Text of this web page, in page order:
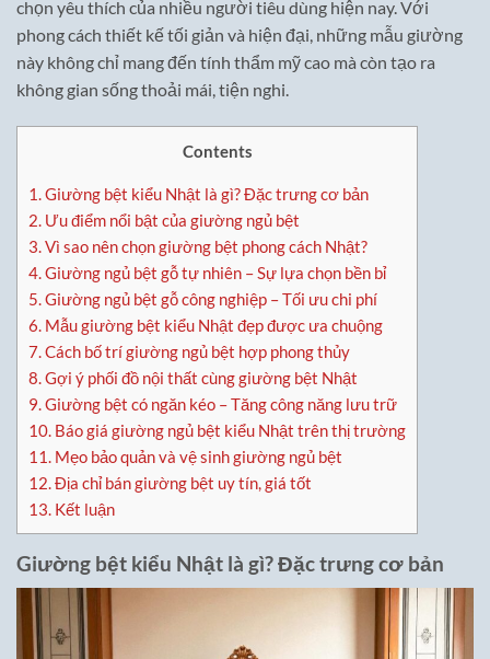
chọn yêu thích của nhiều người tiêu dùng hiện nay. Với
phong cách thiết kế tối giản và hiện đại, những mẫu giường
này không chỉ mang đến tính thẩm mỹ cao mà còn tạo ra
không gian sống thoải mái, tiện nghi.
Contents
1.Giường bệt kiểu Nhật là gì? Đặc trưng cơ bản
2. Ưu điểm nổi bật của giường ngủ bệt
3.Vì sao nên chọn giường bệt phong cách Nhật?
4.Giường ngủ bệt gỗ tự nhiên – Sự lựa chọn bền bỉ
5.Giường ngủ bệt gỗ công nghiệp – Tối ưu chi phí
6. Mẫu giường bệt kiểu Nhật đẹp được ưa chuộng
7.Cách bố trí giường ngủ bệt hợp phong thủy
8.Gợi ý phối đồ nội thất cùng giường bệt Nhật
9.Giường bệt có ngăn kéo – Tăng công năng lưu trữ
10. Báo giá giường ngủ bệt kiểu Nhật trên thị trường
11. Mẹo bảo quản và vệ sinh giường ngủ bệt
12.Địa chỉ bán giường bệt uy tín, giá tốt
13. Kết luận
Giường bệt kiểu Nhật là gì? Đặc trưng cơ bản